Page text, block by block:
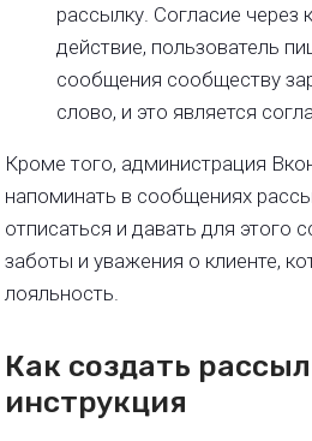
рассылку. Согласие
действие, пользователь
сообщения сообществу
слово, и это является
Кроме того, администрация
напоминать в сообщениях
отписаться и давать для этого
заботы и уважения о клиенте,
лояльность.
Как создать
инструкция